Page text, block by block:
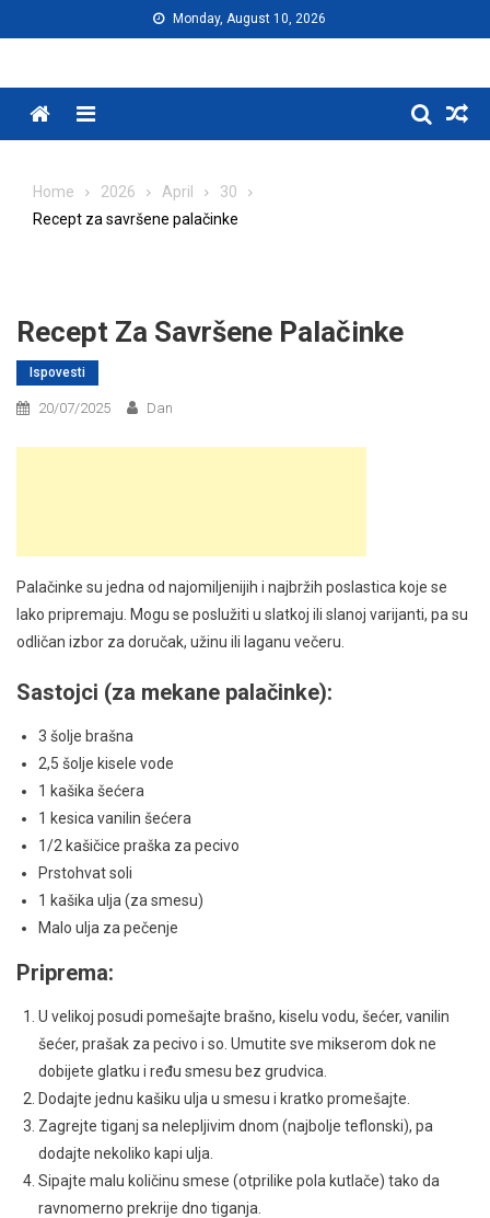
to
Monday, August 10, 2026
Menu
Home 2026 April
30
Recept za savršene palačinke
Recept Za Savršene Palačinke
Ispovesti
20/07/2025 Dan
Palačinke su jedna od najomiljenijih i najbržih poslastica koje se
lako pripremaju. Mogu se poslužiti u slatkoj ili slanoj varijanti, pa su
odličan izbor za doručak, užinu ili laganu večeru.
Sastojci (za mekane palačinke):
3 šolje brašna
2,5 šolje kisele vode
1 kašika šećera
1 kesica vanilin šećera
1/2 kašičice praška za pecivo
Prstohvat soli
1 kašika ulja (za smesu)
Malo ulja za pečenje
Priprema:
U velikoj posudi pomešajte brašno, kiselu vodu, šećer, vanilin
šećer, prašak za pecivo i so. Umutite sve mikserom dok ne
dobijete glatku i ređu smesu bez grudvica.
Dodajte jednu kašiku ulja u smesu i kratko promešajte.
Zagrejte tiganj sa nelepljivim dnom (najbolje teflonski), pa
dodajte nekoliko kapi ulja.
Sipajte malu količinu smese (otprilike pola kutlače) tako da
ravnomerno prekrije dno tiganja.